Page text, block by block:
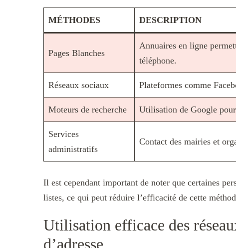
MÉTHODES DESCRIPTION
Pages Blanches
Annuaires en ligne
téléphone.
Réseaux sociaux Plateformes comme
Moteurs de recherche Utilisation de Google
Services
administratifs
Contact des mairies et
Il est cependant important de noter que certaines
listes, ce qui peut réduire l’efficacité de cette
Utilisation efficace des
d’adresse